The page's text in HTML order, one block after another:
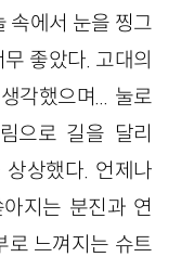
속에서 눈을 찡그
좋았다. 고대의
각했으며... 눌로
으로 길을 달리
상했다. 언제나
지는 분진과 연
로 느껴지는 슈트